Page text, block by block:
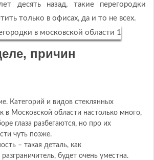
десять назад, такие перегородки
только в офисах, да и то не всех.
причин
Категорий и видов стеклянных
в Московской области настолько много,
глаза разбегаются, но про их
чуть позже.
– такая деталь, как
будет очень уместна.